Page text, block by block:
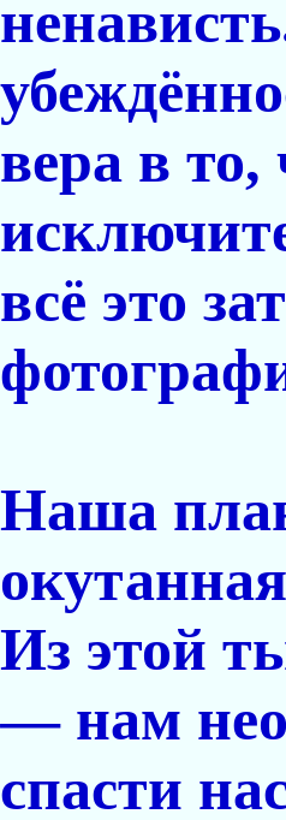
вера в
всё это
Наша
Из этой
— нам
спасти